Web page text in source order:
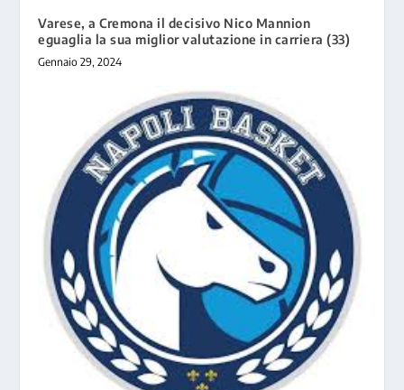
Varese, a Cremona il decisivo Nico Mannion
eguaglia la sua miglior valutazione in carriera (33)
Gennaio 29, 2024